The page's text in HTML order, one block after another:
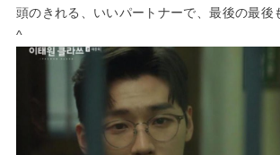
頭のきれる、いいパートナーで、最後の最後
^